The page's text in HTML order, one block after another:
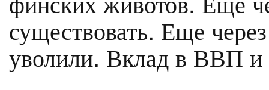
существовать. Еще
уволили. Вклад в ВВП и